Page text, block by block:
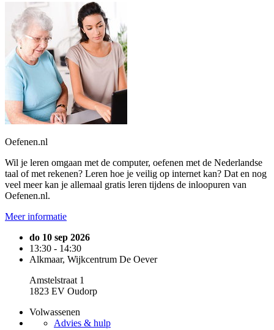
Oefenen.nl
Wil je leren omgaan met de computer, oefenen met de Nederlandse
taal of met rekenen? Leren hoe je veilig op internet kan? Dat en nog
veel meer kan je allemaal gratis leren tijdens de inloopuren van
Oefenen.nl.
Meer informatie
do 10 sep 2026
13:30 - 14:30
Alkmaar, Wijkcentrum De Oever
Amstelstraat 1
1823 EV Oudorp
Volwassenen
Advies & hulp